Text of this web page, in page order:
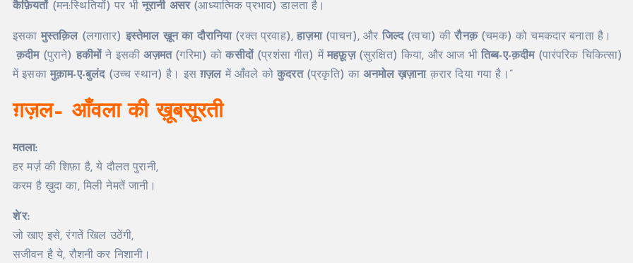
कैफ़ियतों(मन:स्थितियों) पर भीनूरानी असर(आध्यात्मिक प्रभाव) डालता है।
इसका मुस्तक़िल(लगातार) इस्तेमाल ख़ून का दौरानिया(रक्त प्रवाह),हाज़मा(पाचन), और जिल्द(त्वचा) कीरौनक़(चमक) को चमकदार बनाता है।
क़दीम(पुराने) हकीमोंने इसकीअज़मत(गरिमा) कोकसीदों(प्रशंसा गीत) मेंमहफ़ूज़(सुरक्षित) किया, और आज भी तिब्ब-ए-क़दीम(पारंपरिक चिकित्सा)
में इसका मुक़ाम-ए-बुलंद(उच्च स्थान) है। इसग़ज़लमें आँवले कोकुदरत(प्रकृति) काअनमोल ख़ज़ानाक़रार दिया गया है।”
ग़ज़ल– आँवला की ख़ूबसूरती
मतला:
हर मर्ज़ की शिफ़ा है, ये दौलत पुरानी,
करम है ख़ुदा का, मिली नेमतें जानी।
शे‘र:
जो खाए इसे, रंगतें खिल उठेंगी,
सजीवन है ये, रौशनी कर निशानी।